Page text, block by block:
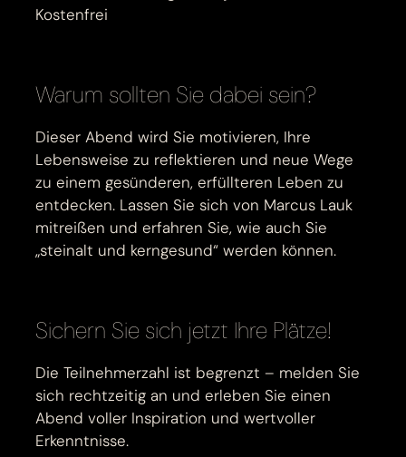
Kostenfrei
Warum sollten Sie dabei sein?
Dieser Abend wird Sie motivieren, Ihre
Lebensweise zu reflektieren und neue Wege
zu einem gesünderen, erfüllteren Leben zu
entdecken. Lassen Sie sich von Marcus Lauk
mitreißen und erfahren Sie, wie auch Sie
„steinalt und kerngesund“ werden können.
Sichern Sie sich jetzt Ihre Plätze!
Die Teilnehmerzahl ist begrenzt – melden Sie
sich rechtzeitig an und erleben Sie einen
Abend voller Inspiration und wertvoller
Erkenntnisse.